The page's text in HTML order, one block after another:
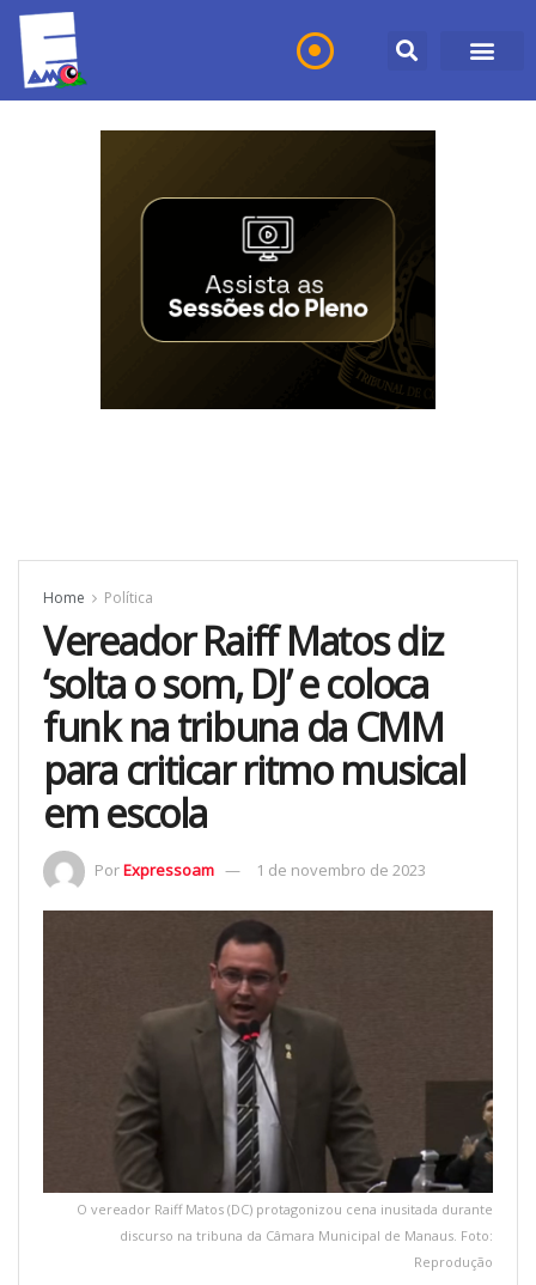
Home Política
Vereador Raiff Matos diz
‘solta o som, DJ’ e coloca
funk na tribuna da CMM
para criticar ritmo musical
em escola
PorExpressoam 1 de novembro de 2023
O vereador Raiff Matos (DC) protagonizou cena inusitada durante
discurso na tribuna da Câmara Municipal de Manaus. Foto:
Reprodução